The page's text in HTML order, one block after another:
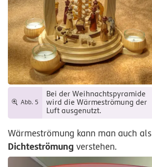
Abb. 5
Bei der Weihnachtspyramide
wird die Wärmeströmung der
Luft ausgenutzt.
Wärmeströmung kann man auch als
Dichteströmung verstehen.